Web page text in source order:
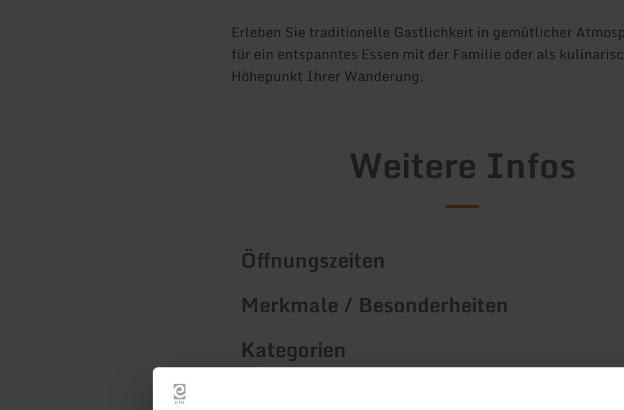
Erleben Sie traditionelle Gastlichkeit in gemütlicher
für ein entspanntes Essen mit der Familie oder als
Höhepunkt Ihrer Wanderung.
Weitere Infos
Öffnungszeiten
Merkmale / Besonderheiten
Kategorien